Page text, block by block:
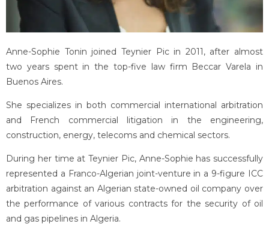
Anne-Sophie Tonin joined Teynier Pic in 2011, after almost
two years spent in the top-five law firm Beccar Varela in
Buenos Aires.
She specializes in both commercial international arbitration
and French commercial litigation in the engineering,
construction, energy, telecoms and chemical sectors.
During her time at Teynier Pic, Anne-Sophie has successfully
represented a Franco-Algerian joint-venture in a 9-figure ICC
arbitration against an Algerian state-owned oil company over
the performance of various contracts for the security of oil
and gas pipelines in Algeria.